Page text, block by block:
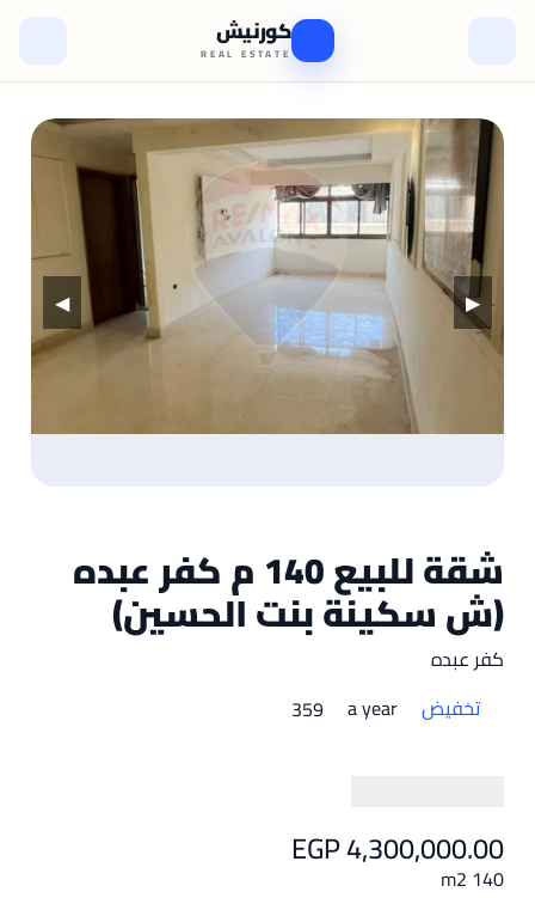
كورنيش
REAL ESTATE
◀ ▶
شقة للبيع 140 م كفر عبده
(ش سكينة بنت الحسين)
كفر عبده
تخفيض
a year
359
EGP 4,300,000.00
140 m2